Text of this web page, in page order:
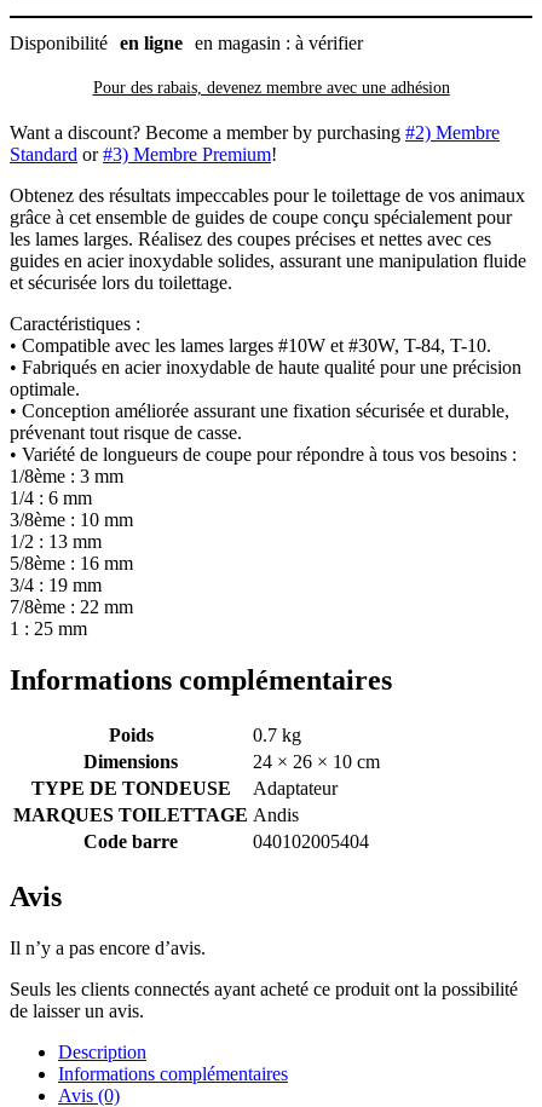
Disponibilité en ligne en magasin : à vérifier
Pour des rabais, devenez membre avec une adhésion
Want a discount? Become a member by purchasing #2) Membre
Standard or#3) Membre Premium!
Obtenez des résultats impeccables pour le toilettage de vos animaux
grâce à cet ensemble de guides de coupe conçu spécialement pour
les lames larges. Réalisez des coupes précises et nettes avec ces
guides en acier inoxydable solides, assurant une manipulation fluide
et sécurisée lors du toilettage.
Caractéristiques :
• Compatible avec les lames larges #10W et #30W, T-84, T-10.
• Fabriqués en acier inoxydable de haute qualité pour une précision
optimale.
• Conception améliorée assurant une fixation sécurisée et durable,
prévenant tout risque de casse.
• Variété de longueurs de coupe pour répondre à tous vos besoins :
1/8ème : 3 mm
1/4 : 6 mm
3/8ème : 10 mm
1/2 : 13 mm
5/8ème : 16 mm
3/4 : 19 mm
7/8ème : 22 mm
1 : 25 mm
Informations complémentaires
Poids
0.7 kg
Dimensions
24 × 26 × 10 cm
TYPE DE TONDEUSE
Adaptateur
MARQUES TOILETTAGE Andis
Code barre
040102005404
Avis
Il n’y a pas encore d’avis.
Seuls les clients connectés ayant acheté ce produit ont la possibilité
de laisser un avis.
Description
Informations complémentaires
Avis (0)